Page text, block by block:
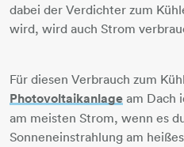
dabei der Verdichter zum
wird, wird auch Strom
​​​​​​​Für diesen Verbrauch zum
Photovoltaikanlage am Dach
am meisten Strom, wenn es
Sonneneinstrahlung am